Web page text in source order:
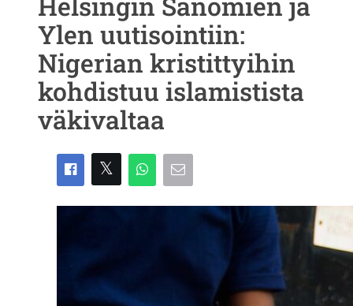
Ylen uutisointiin:
Nigerian kristittyihin
kohdistuu islamistista
väkivaltaa